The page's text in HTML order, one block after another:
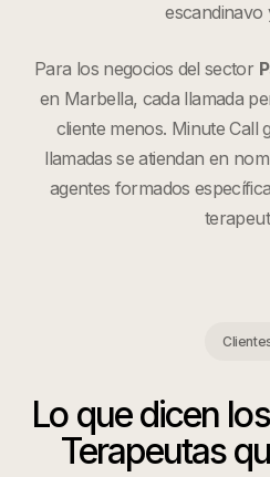
escandinavo
Para los negocios del sector
en Marbella, cada llamada
cliente menos. Minute Call
llamadas se atiendan en
agentes formados
Lo que dicen los
Terapeutas